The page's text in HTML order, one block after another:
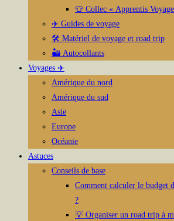
👕 Collec « Apprentis
✈️ Guides de voyage
🛠️ Matériel de voyage et road trip
🏜️ Autocollants
Voyages ✈️
Amérique du nord
Amérique du sud
Asie
Europe
Océanie
Astuces
Conseils de base
Comment calculer le budget
?
💡 Organiser un road trip à